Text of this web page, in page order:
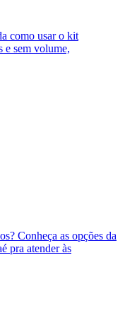
como usar o kit
e sem volume,
Conheça as opções da
pra atender às